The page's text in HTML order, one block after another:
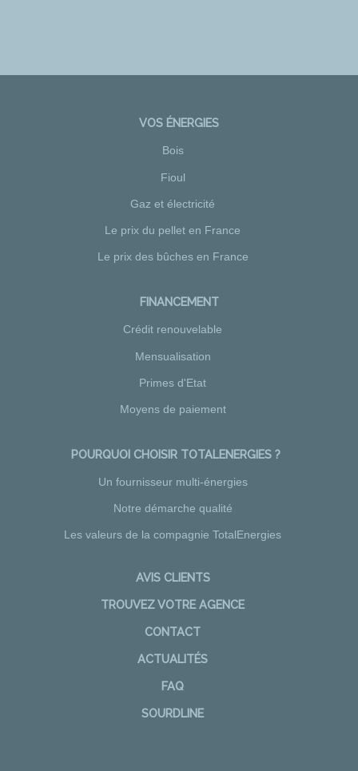
VOS ÉNERGIES
Bois
Fioul
Gaz et électricité
Le prix du pellet en France
Le prix des bûches en France
FINANCEMENT
Crédit renouvelable
Mensualisation
Primes d'Etat
Moyens de paiement
POURQUOI CHOISIR TOTALENERGIES ?
Un fournisseur multi-énergies
Notre démarche qualité
Les valeurs de la compagnie TotalEnergies
AVIS CLIENTS
TROUVEZ VOTRE AGENCE
CONTACT
ACTUALITÉS
FAQ
SOURDLINE